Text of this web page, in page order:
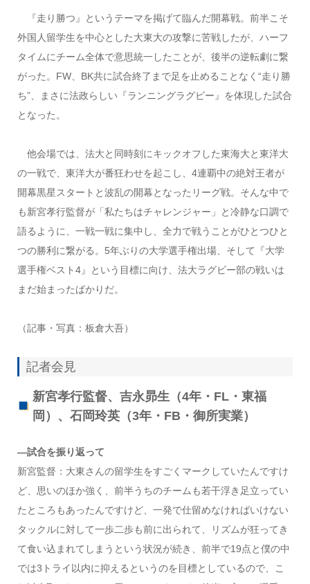
『走り勝つ』というテーマを掲げて臨んだ開幕戦。前半こそ
外国人留学生を中心とした大東大の攻撃に苦戦したが、ハーフ
タイムにチーム全体で意思統一したことが、後半の逆転劇に繋
がった。FW、BK共に試合終了まで足を止めることなく“走り勝
ち”、まさに法政らしい『ランニングラグビー』を体現した試合
となった。
他会場では、法大と同時刻にキックオフした東海大と東洋大
の一戦で、東洋大が番狂わせを起こし、4連覇中の絶対王者が
開幕黒星スタートと波乱の開幕となったリーグ戦。そんな中で
も新宮孝行監督が「私たちはチャレンジャー」と冷静な口調で
語るように、一戦一戦に集中し、全力で戦うことがひとつひと
つの勝利に繋がる。5年ぶりの大学選手権出場、そして『大学
選手権ベスト4』という目標に向け、法大ラグビー部の戦いは
まだ始まったばかりだ。
（記事・写真：板倉大吾）
記者会見
新宮孝行監督、吉永昴生（4年・FL・東福
岡）、石岡玲英（3年・FB・御所実業）
—試合を振り返って
新宮監督：大東さんの留学生をすごくマークしていたんですけ
ど、思いのほか強く、前半うちのチームも若干浮き足立ってい
たところもあったんですけど、一発で仕留めなければいけない
タックルに対して一歩二歩も前に出られて、リズムが狂ってき
て食い込まれてしまうという状況が続き、前半で19点と僕の中
では3トライ以内に抑えるというのを目標としているので、こ